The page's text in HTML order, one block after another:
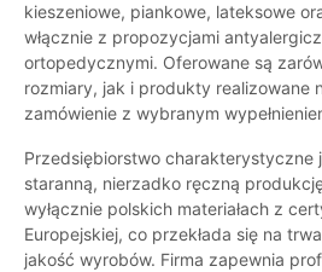
kieszeniowe, piankowe, lateksowe
włącznie z propozycjami
ortopedycznymi. Oferowane są
rozmiary, jak i produkty realizowane
zamówienie z wybranym
Przedsiębiorstwo charakterystyczne
staranną, nierzadko ręczną
wyłącznie polskich materiałach z
Europejskiej, co przekłada się na
jakość wyrobów. Firma zapewnia